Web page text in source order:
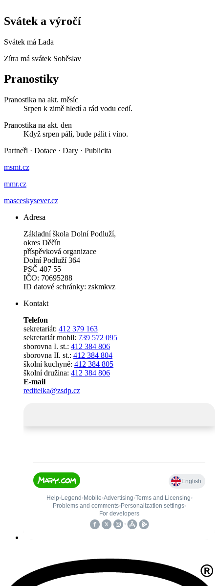
Svátek a výročí
Svátek má Lada
Zítra má svátek Soběslav
Pranostiky
Pranostika na akt. měsíc
Srpen k zimě hledí a rád vodu cedí.
Pranostika na akt. den
Když srpen pálí, bude pálit i víno.
Partneři · Dotace · Dary · Publicita
msmt.cz
mmr.cz
masceskysever.cz
Adresa
Základní škola Dolní Podluží,
okres Děčín
příspěvková organizace
Dolní Podluží 364
PSČ 407 55
IČO: 70695288
ID datové schránky: zskmkvz
Kontakt
Telefon
sekretariát: 412 379 163
sekretariát mobil: 739 572 095
sborovna I. st.: 412 384 806
sborovna II. st.: 412 384 804
školní kuchyně: 412 384 805
školní družina: 412 384 806
E-mail
reditelka@zsdp.cz